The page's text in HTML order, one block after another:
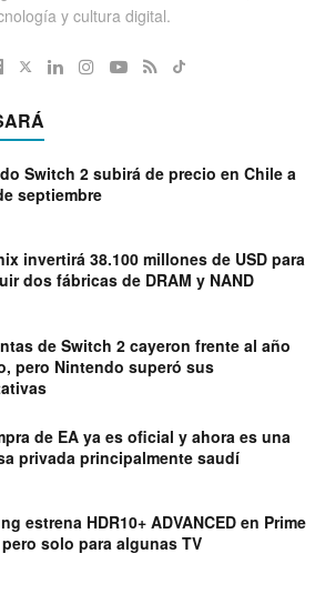
y cultura digital.
Switch 2 subirá de precio en Chile a
septiembre
invertirá 38.100 millones de USD para
dos fábricas de DRAM y NAND
de Switch 2 cayeron frente al año
pero Nintendo superó sus
de EA ya es oficial y ahora es una
privada principalmente saudí
estrena HDR10+ ADVANCED en Prime
solo para algunas TV